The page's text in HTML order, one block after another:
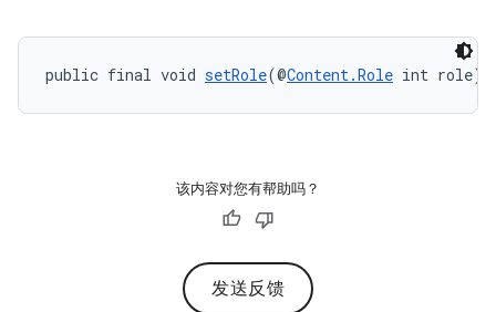
public final void setRole(@Content.Role int role)
该内容对您有帮助吗？
发送反馈